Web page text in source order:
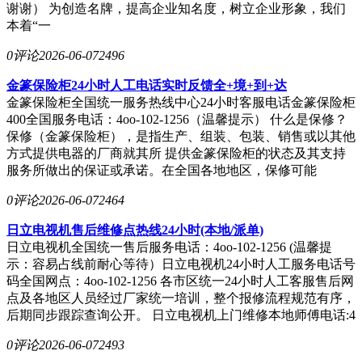
谢谢） 为创造名牌，提高企业知名度，树立企业形象，我们
本着“一
0评论2026-06-072496
金篆保险柜24小时人工电话实时反馈全+境+到+达
金篆保险柜全国统一服务热线中心24小时客服电话金篆保险柜
400全国服务电话：4oo-102-1256（温馨提示） 什么是保修？
保修（金篆保险柜），是指生产、组装、包装、销售或以其他
方式提供电器的厂商就其所 提供金篆保险柜的状态及其支持
服务所做出的保证或承诺。在全国各地地区，保修可能
0评论2026-06-072464
日立电视机售后维修点热线24小时(本地/派单)
日立电视机全国统一售后服务电话：4oo-102-1256 (温馨提
示：容易占线前耐心等待）日立电视机24小时人工服务电话号
码全国网点：4oo-102-1256 各市区统一24小时人工客服售后网
点及各地区人员经过厂家统一培训，整个报修流程规范有序，
后期同步跟踪查询公开。 日立电视机上门维修本地师傅电话:4
0评论2026-06-072493